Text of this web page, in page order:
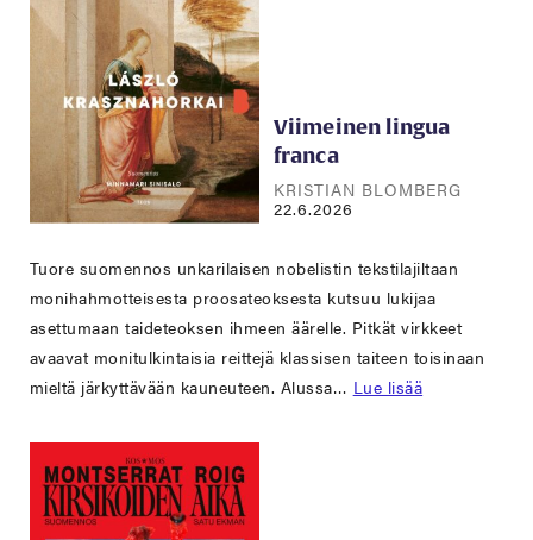
Viimeinen lingua
franca
KRISTIAN BLOMBERG
22.6.2026
Tuore suomennos unkarilaisen nobelistin tekstilajiltaan
monihahmotteisesta proosateoksesta kutsuu lukijaa
asettumaan taideteoksen ihmeen äärelle. Pitkät virkkeet
avaavat monitulkintaisia reittejä klassisen taiteen toisinaan
mieltä järkyttävään kauneuteen. Alussa… Lue lisää